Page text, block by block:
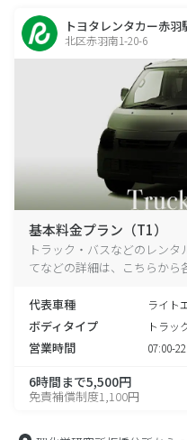
トヨタレンタカー赤羽
北区赤羽南1-20-6
基本料金プラン（T1）
トラック・バスなどのレン
てなどの詳細は、こちらから
代表車種 ライト
ボディタイプ トラッ
営業時間 07:00-
6時間まで5,500円
免責補償制度1,100円